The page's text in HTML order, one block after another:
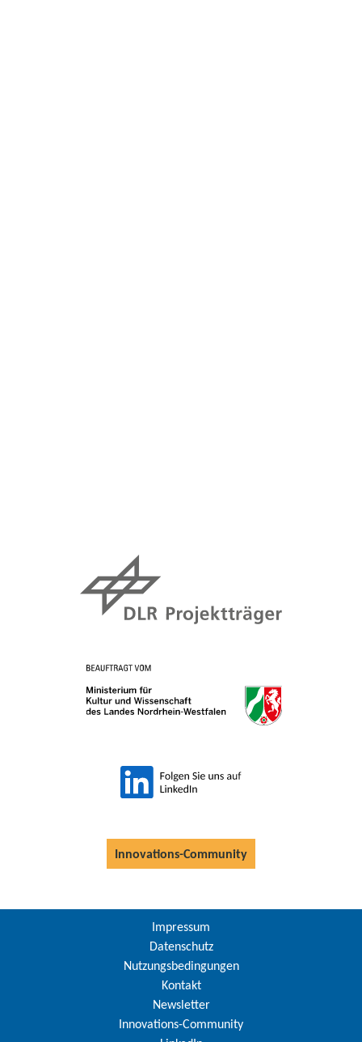
Innovations-Community
Impressum
Datenschutz
Nutzungsbedingungen
Kontakt
Newsletter
Innovations-Community